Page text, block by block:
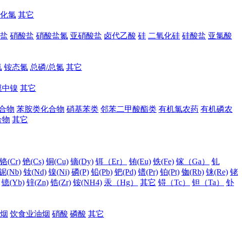
氯 其它
硝酸盐 硝酸盐氮 亚硝酸盐 卤代乙酸 硅 二氧化硅 硅酸盐 亚氯酸
铵态氮 总磷/总氮 其它
中镍 其它
物 苯胺类化合物 硝基苯类 邻苯二甲酸酯类 有机氯农药 有机磷农
物 其它
铬(Cr) 铯(Cs) 铜(Cu) 镝(Dy) 铒（Er） 铕(Eu) 铁(Fe) 镓（Ga）
钆
(Nb) 钕(Nd) 镍(Ni) 磷(P) 铅(Pb) 钯(Pd) 镨(Pr) 铂(Pt) 铷(Rb) 铼(Re) 铑
镱(Yb) 锌(Zn) 锆(Zr) 铵(NH4) 汞（Hg） 其它 锝（Tc） 钽（Ta）
钋
饮食业油烟 硝酸 磷酸 其它